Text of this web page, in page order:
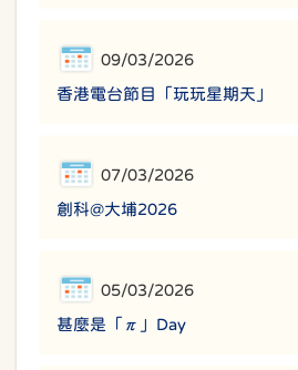
09/03/2026
香港電台節目「玩玩星期天」
07/03/2026
創科@大埔2026
05/03/2026
甚麼是「π」Day